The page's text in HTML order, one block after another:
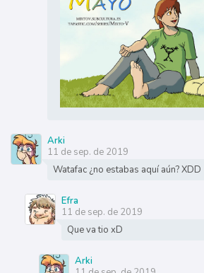
Arki
11 de sep. de 2019
Watafac ¿no estabas aquí aún? XDD
Efra
11 de sep. de 2019
Que va tio xD
Arki